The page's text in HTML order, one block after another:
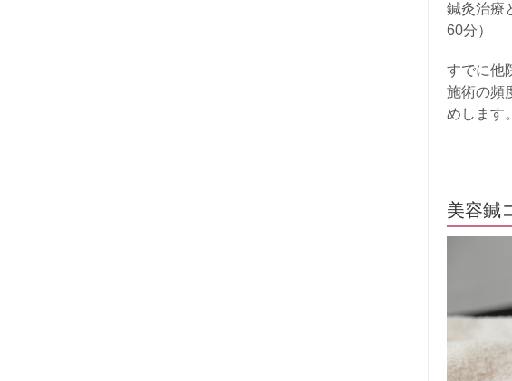
鍼灸治療
60分）
すでに他
施術の頻
めします。
美容鍼